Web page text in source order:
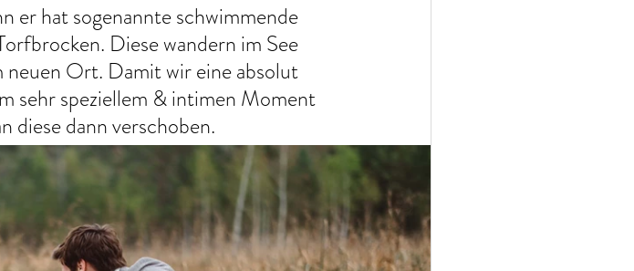
er hat sogenannte schwimmende
Diese wandern im See
neuen Ort. Damit wir eine absolut
sehr speziellem & intimen Moment
diese dann verschoben.